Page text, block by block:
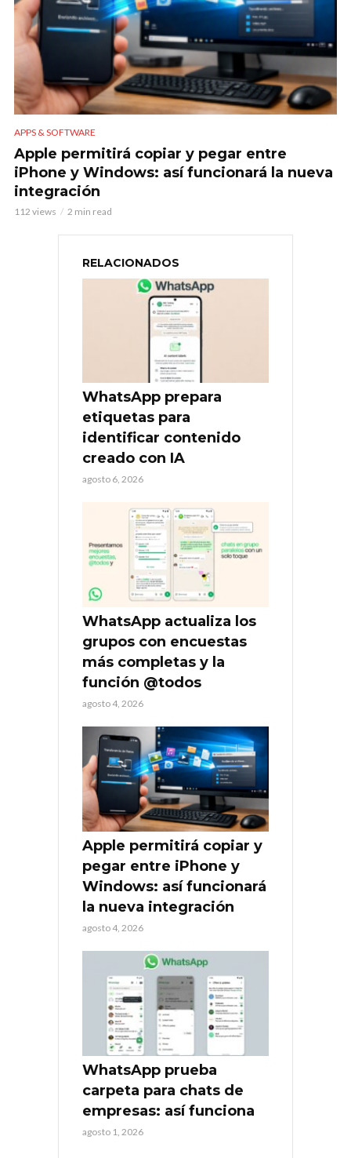
APPS & SOFTWARE
Apple permitirá copiar y pegar entre
iPhone y Windows: así funcionará la nueva
integración
112 views 2 min read
RELACIONADOS
WhatsApp prepara
etiquetas para
identificar contenido
creado con IA
agosto 6, 2026
WhatsApp actualiza los
grupos con encuestas
más completas y la
función @todos
agosto 4, 2026
Apple permitirá copiar y
pegar entre iPhone y
Windows: así funcionará
la nueva integración
agosto 4, 2026
WhatsApp prueba
carpeta para chats de
empresas: así funciona
agosto 1, 2026